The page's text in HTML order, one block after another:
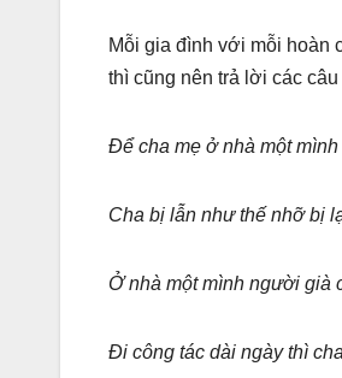
k
Mỗi gia đình với mỗi hoàn
thì cũng nên trả lời các
Để cha mẹ ở nhà một
Cha bị lẫn như thế nhỡ bị
Ở nhà một mình người già
Đi công tác dài ngày thì